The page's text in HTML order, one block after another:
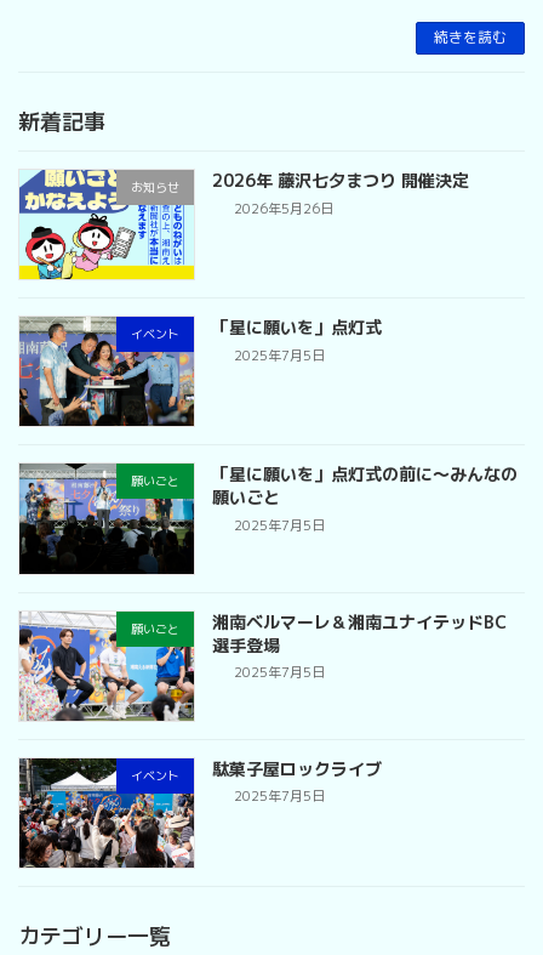
続きを読む
新着記事
お知らせ 2026年 藤沢七夕まつり 開催決定
2026年5月26日
イベント 「星に願いを」点灯式
2025年7月5日
願いごと
「星に願いを」点灯式の前に〜みんなの
願いごと
2025年7月5日
願いごと
湘南ベルマーレ＆湘南ユナイテッドBC
選手登場
2025年7月5日
イベント 駄菓子屋ロックライブ
2025年7月5日
カテゴリー一覧